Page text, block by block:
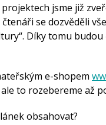
jsme již
se dozvěděli
Díky tomu
e-shopem
to rozebereme až
obsahovat?